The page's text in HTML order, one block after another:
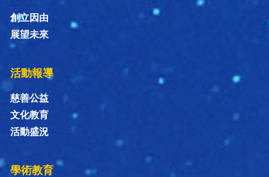
創立因由
展望未來
活動報導
慈善公益
文化教育
活動盛況
學術教育